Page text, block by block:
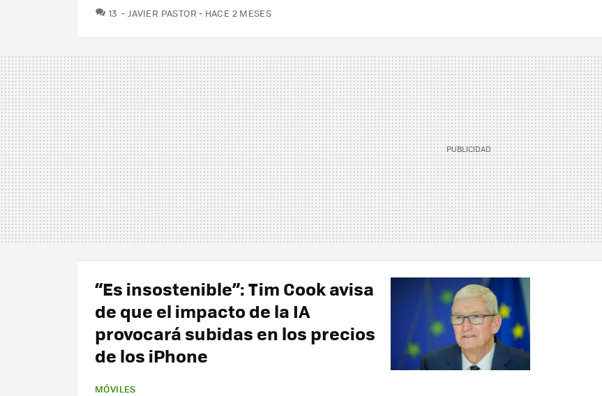
13 COMENTARIOS
JAVIER PASTOR HACE 2 MESES
“Es insostenible”: Tim Cook avisa
de que el impacto de la IA
provocará subidas en los precios
de los iPhone
MÓVILES